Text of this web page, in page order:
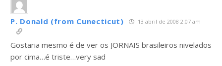
P. Donald (from Cunecticut) 13 abril de 2008 2:07 am
Gostaria mesmo é de ver os JORNAIS brasileiros nivelados
por cima…é triste…very sad